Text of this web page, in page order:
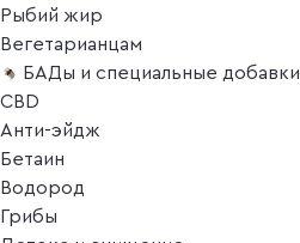
Рыбий жир
Вегетарианцам
БАДы и специальные добавки
CBD
Анти-эйдж
Бетаин
Водород
Грибы